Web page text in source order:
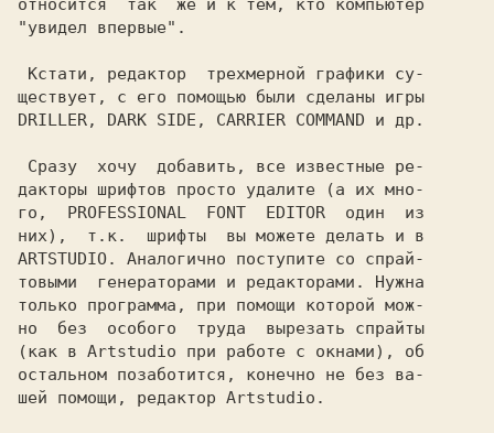
относится  так  же и к тем, кто компьютер
"увидел впервые".
ществует, с его помощью были сделаны игры
DRILLER, DARK SIDE, CARRIER COMMAND и др.
дакторы шрифтов просто удалите (а их мно-
го,  PROFESSIONAL  FONT  EDITOR  один  из
них),  т.к.  шрифты  вы можете делать и в
ARTSTUDIO. Аналогично поступите со спрай-
товыми  генераторами и редакторами. Нужна
только программа, при помощи которой мож-
но  без  особого  труда  вырезать спрайты
(как в Artstudio при работе с окнами), об
остальном позаботится, конечно не без ва-
шей помощи, редактор Artstudio.